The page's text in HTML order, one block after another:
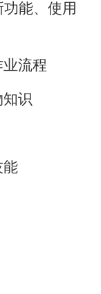
能、使用
流程
识
能